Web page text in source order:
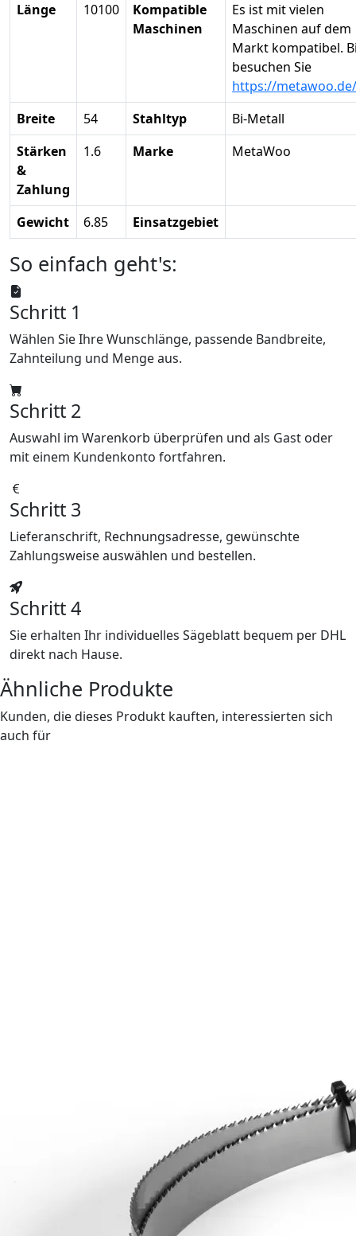
Länge
10100
Kompatible
Maschinen
Es ist mit vielen
Maschinen auf dem
Markt kompatibel.
besuchen Sie
https://
Breite
54 Stahltyp
Bi-Metall
Stärken
&
Zahlung
1.6 Marke MetaWoo
Gewicht 6.85 Einsatzgebiet
So einfach geht's:
Schritt 1
Wählen Sie Ihre Wunschlänge, passende Bandbreite,
Zahnteilung und Menge aus.
Schritt 2
Auswahl im Warenkorb überprüfen und als Gast oder
mit einem Kundenkonto fortfahren.
Schritt 3
Lieferanschrift, Rechnungsadresse, gewünschte
Zahlungsweise auswählen und bestellen.
Schritt 4
Sie erhalten Ihr individuelles Sägeblatt bequem per DHL
direkt nach Hause.
Ähnliche Produkte
Kunden, die dieses Produkt kauften, interessierten sich
auch für